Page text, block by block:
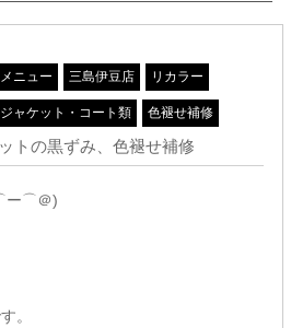
ニュー 三島伊豆店 リカラー
ジャケット・コート類 色褪せ補修
トの黒ずみ、色褪せ補修
ー⌒＠)
。